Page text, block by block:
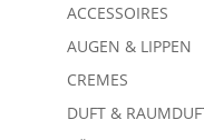
ACCESSOIRES
AUGEN & LIPPEN
CREMES
DUFT &